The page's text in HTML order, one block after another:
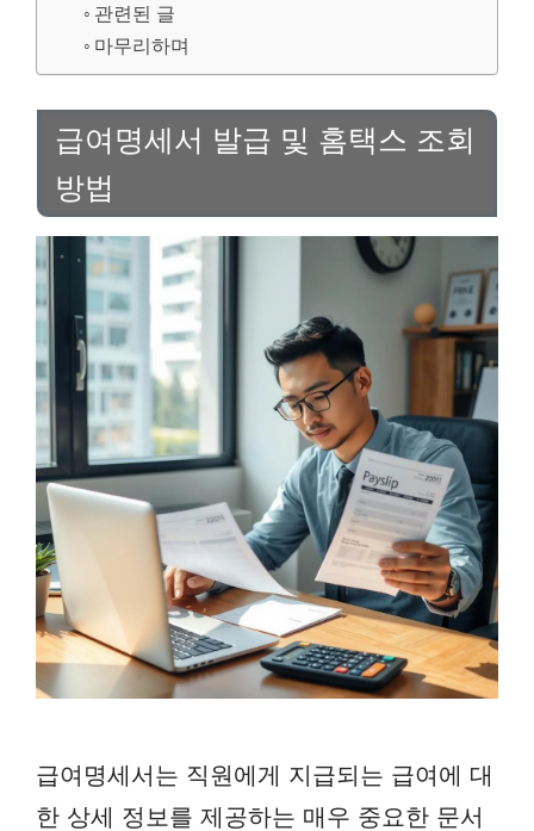
관련된 글
마무리하며
급여명세서 발급 및 홈택스 조회
방법
급여명세서는 직원에게 지급되는 급여에 대
한 상세 정보를 제공하는 매우 중요한 문서